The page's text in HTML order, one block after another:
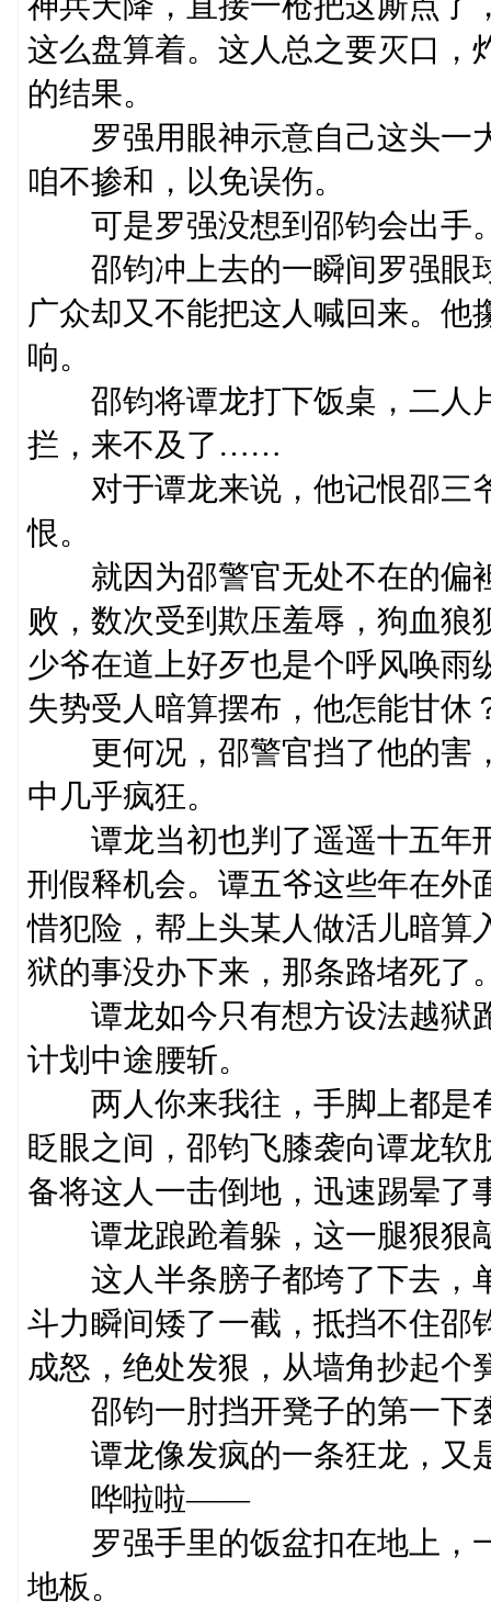
这么盘算着。这人总之要灭口，
的结果。
罗强用眼神示意自己这头一
咱不掺和，以免误伤。
可是罗强没想到邵钧会出手
邵钧冲上去的一瞬间罗强眼
广众却又不能把这人喊回来。他
响。
邵钧将谭龙打下饭桌，二人
拦，来不及了……
对于谭龙来说，他记恨邵三
恨。
就因为邵警官无处不在的偏
败，数次受到欺压羞辱，狗血狼
少爷在道上好歹也是个呼风唤雨
失势受人暗算摆布，他怎能甘休
更何况，邵警官挡了他的害
中几乎疯狂。
谭龙当初也判了遥遥十五年
刑假释机会。谭五爷这些年在外
惜犯险，帮上头某人做活儿暗算
狱的事没办下来，那条路堵死了
谭龙如今只有想方设法越狱
计划中途腰斩。
两人你来我往，手脚上都是
眨眼之间，邵钧飞膝袭向谭龙软
备将这人一击倒地，迅速踢晕了
谭龙踉跄着躲，这一腿狠狠
这人半条膀子都垮了下去，
斗力瞬间矮了一截，抵挡不住邵
成怒，绝处发狠，从墙角抄起个
邵钧一肘挡开凳子的第一下
谭龙像发疯的一条狂龙，又
哗啦啦——
罗强手里的饭盆扣在地上，
地板。